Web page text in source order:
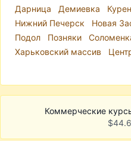
Дарница
Демиевка
Нижний Печерск
Новая
Подол
Позняки
Харьковский массив
Коммерческие
$44.6